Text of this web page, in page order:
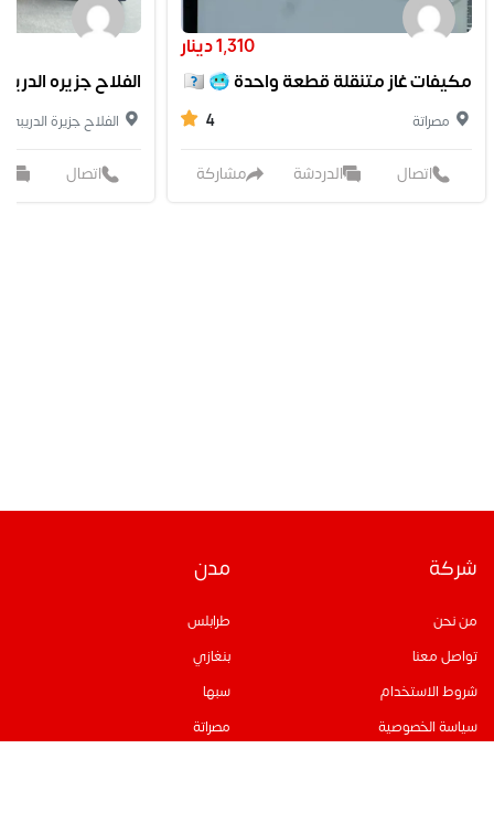
1,310 دينار
مكيفات غاز متنقلة قطعة واحدة 🥶 🇩🇪
مصراتة 4
اتصال الدردشة مشاركة
الفلاح جزيره
الفلاح جزيرة الدريبي
اتصال
شركة
من نحن
تواصل معنا
شروط الاستخدام
سياسة الخصوصية
مدن
طرابلس
بنغازي
سبها
مصراتة